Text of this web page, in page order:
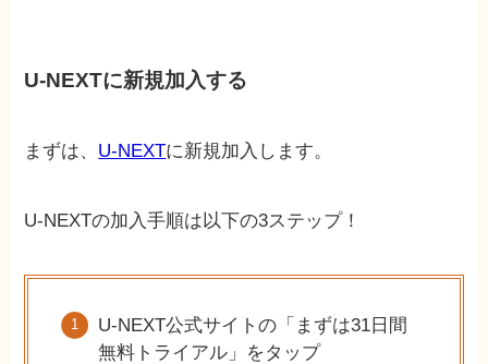
U-NEXTに新規加入する
まずは、 U-NEXTに新規加入します。
U-NEXTの加入手順は以下の3ステップ！
U-NEXT公式サイトの「まずは31日間
無料トライアル」をタップ